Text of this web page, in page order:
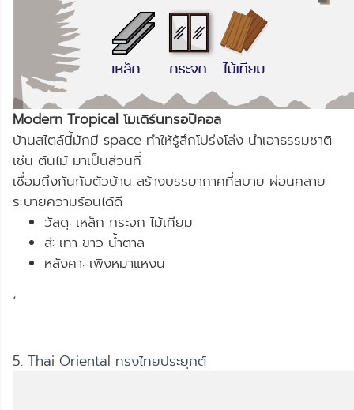
Modern Tropical โมเดิร์นทรอปิคอล
บ้านสไตล์นี้มักมี space ทำให้รู้สึกโปร่งโล่ง นำเอาธรรมชาติ
เช่น ต้นไม้ มาเป็นส่วนที่
เชื่อมถึงกันกับตัวบ้าน สร้างบรรยากาศที่สบาย ผ่อนคลาย
ระบายความร้อนได้ดี
วัสดุ: เหล็ก กระจก ไม้เทียม
สี: เทา ขาว น้ำตาล
หลังคา: เพิงหมาแหงน
,
5. Thai Oriental ทรงไทยประยุกต์